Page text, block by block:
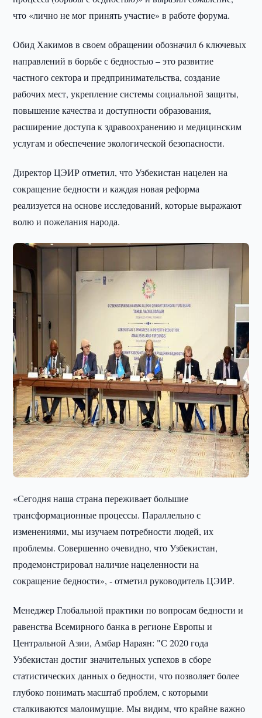
что «лично не мог принять участие» в работе форума.
Обид Хакимов в своем обращении обозначил 6 ключевых
направлений в борьбе с бедностью – это развитие
частного сектора и предпринимательства, создание
рабочих мест, укрепление системы социальной защиты,
повышение качества и доступности образования,
расширение доступа к здравоохранению и медицинским
услугам и обеспечение экологической безопасности.
Директор ЦЭИР отметил, что Узбекистан нацелен на
сокращение бедности и каждая новая реформа
реализуется на основе исследований, которые выражают
волю и пожелания народа.
«Сегодня наша страна переживает большие
трансформационные процессы. Параллельно с
изменениями, мы изучаем потребности людей, их
проблемы. Совершенно очевидно, что Узбекистан,
продемонстрировал наличие нацеленности на
сокращение бедности», - отметил руководитель ЦЭИР.
Менеджер Глобальной практики по вопросам бедности и
равенства Всемирного банка в регионе Европы и
Центральной Азии, Амбар Нараян: "С 2020 года
Узбекистан достиг значительных успехов в сборе
статистических данных о бедности, что позволяет более
глубоко понимать масштаб проблем, с которыми
сталкиваются малоимущие. Мы видим, что крайне важно